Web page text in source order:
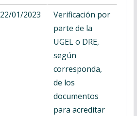
22/01/2023
Verificación por
parte de la
UGEL o DRE,
según
corresponda,
de los
documentos
para acreditar